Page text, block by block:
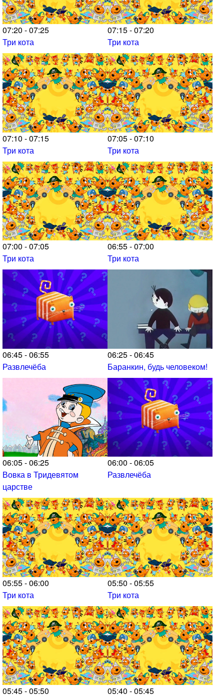
07:20 - 07:25
Три кота
07:15 - 07:20
Три кота
07:10 - 07:15
Три кота
07:05 - 07:10
Три кота
07:00 - 07:05
Три кота
06:55 - 07:00
Три кота
06:45 - 06:55
Развлечёба
06:25 - 06:45
Баранкин, будь человеком!
06:05 - 06:25
Вовка в Тридевятом
царстве
06:00 - 06:05
Развлечёба
05:55 - 06:00
Три кота
05:50 - 05:55
Три кота
05:45 - 05:50
05:40 - 05:45